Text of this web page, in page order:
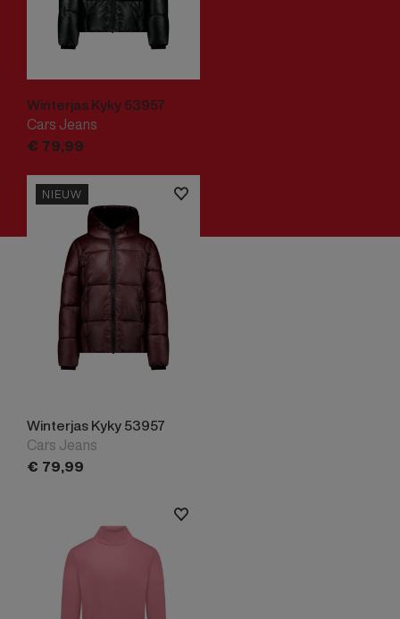
Winterjas Kyky 53957
Cars Jeans
€ 79,99
NIEUW
Winterjas Kyky 53957
Cars Jeans
€ 79,99